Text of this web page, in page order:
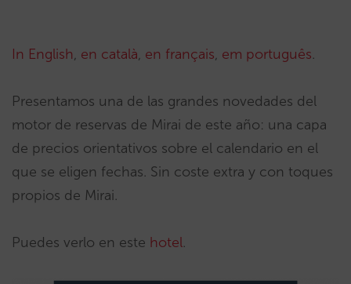
In English, en català, en français, em português.
Presentamos una de las grandes novedades del
motor de reservas de Mirai de este año: una capa
de precios orientativos sobre el calendario en el
que se eligen fechas. Sin coste extra y con toques
propios de Mirai.
Puedes verlo en este hotel.